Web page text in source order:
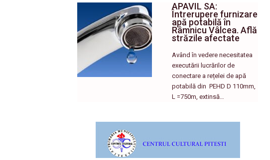
APAVIL SA:
Întrerupere furnizare
apă potabilă în
Râmnicu Vâlcea. Află
străzile afectate
Având în vedere necesitatea
executării lucrărilor de
conectare a rețelei de apă
potabilă din PEHD D 110mm,
L =750m, extinsă…